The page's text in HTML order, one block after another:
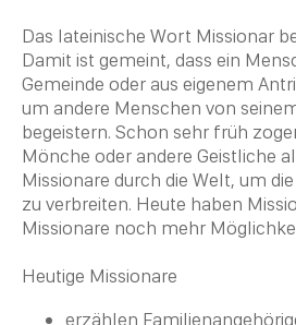
Das lateinische Wort Missionar
Damit ist gemeint, dass ein
Gemeinde oder aus eigenem
um andere Menschen von
begeistern. Schon sehr früh
Mönche oder andere Geistliche
Missionare durch die Welt, um
zu verbreiten. Heute haben
Missionare noch mehr
Heutige Missionare
erzählen